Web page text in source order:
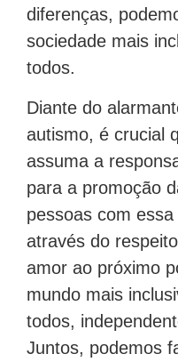
diferenças,
sociedade mais
todos.
Diante do
autismo, é crucial
assuma a
para a promoção
pessoas com
através do
amor ao próximo
mundo mais
todos,
Juntos, podemos